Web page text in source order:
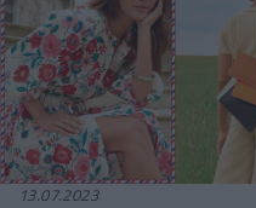
13.07.2023